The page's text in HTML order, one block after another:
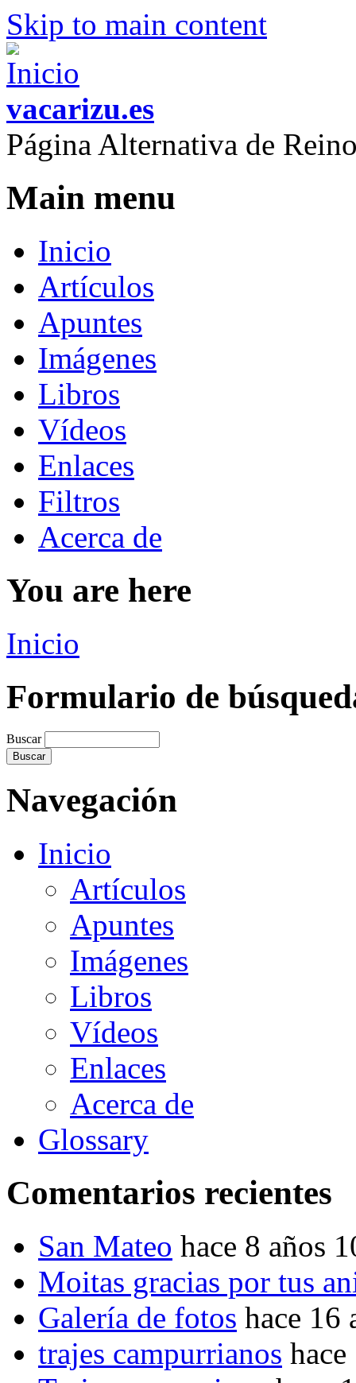
Skip to main content
vacarizu.es
Página Alternativa de
Main menu
Inicio
Artículos
Apuntes
Imágenes
Libros
Vídeos
Enlaces
Filtros
Acerca de
You are here
Inicio
Formulario de
Buscar
Navegación
Inicio
Artículos
Apuntes
Imágenes
Libros
Vídeos
Enlaces
Acerca de
Glossary
Comentarios recientes
San Mateo hace 8 años
Moitas gracias por tus
Galería de fotos hace 16
trajes campurrianos